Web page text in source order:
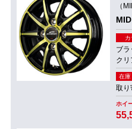
（
カ
ブ
クリ
在庫
取り
ホイ